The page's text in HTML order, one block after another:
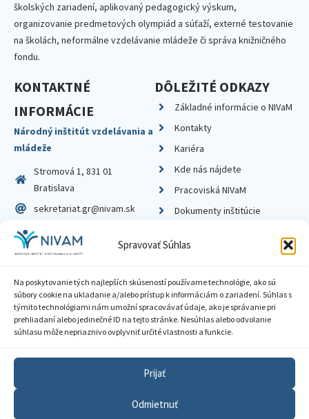
Spravovať Súhlas
Na poskytovanie tých najlepších skúseností používame technológie, ako sú
súbory cookie na ukladanie a/alebo prístup k informáciám o zariadení. Súhlas s
týmito technológiami nám umožní spracovávať údaje, ako je správanie pri
prehliadaní alebo jedinečné ID na tejto stránke. Nesúhlas alebo odvolanie
súhlasu môže nepriaznivo ovplyvniť určité vlastnosti a funkcie.
Prijať
Odmietnuť
školských zariadení, aplikovaný pedagogický výskum,
organizovanie predmetových olympiád a súťaží, externé testovanie
na školách, neformálne vzdelávanie mládeže či správa knižničného
fondu.
KONTAKTNÉ
INFORMÁCIE
Národný inštitút vzdelávania a
mládeže
Stromová 1, 831 01
Bratislava
sekretariat.gr@nivam.sk
IČO: 00164348
DIČ: 2020798714
DÔLEŽITÉ ODKAZY
Základné informácie o NIVaM
Kontakty
Kariéra
Kde nás nájdete
Pracoviská NIVaM
Dokumenty inštitúcie
Zásady ochrany súkromia
Sprístupnenie informácií